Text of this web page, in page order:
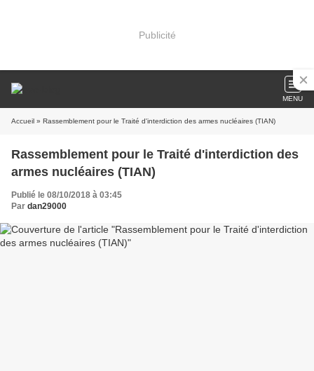
Publicité
MENU
Accueil » Rassemblement pour le Traité d'interdiction des armes nucléaires (TIAN)
Rassemblement pour le Traité d'interdiction des
armes nucléaires (TIAN)
Publié le 08/10/2018 à 03:45
Par dan29000